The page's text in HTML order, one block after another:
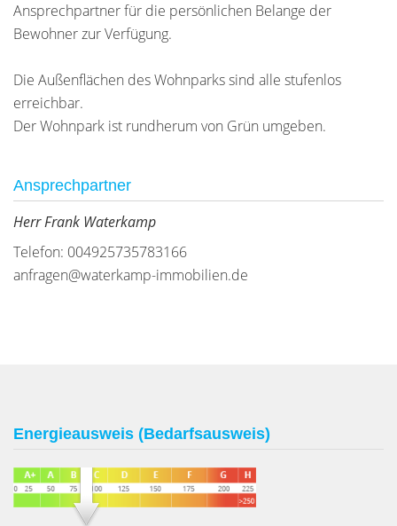
Ansprechpartner für die persönlichen Belange der
Bewohner zur Verfügung.
Die Außenflächen des Wohnparks sind alle stufenlos
erreichbar.
Der Wohnpark ist rundherum von Grün umgeben.
Ansprechpartner
Herr Frank Waterkamp
Telefon: 004925735783166
anfragen@waterkamp-immobilien.de
Energieausweis (Bedarfsausweis)